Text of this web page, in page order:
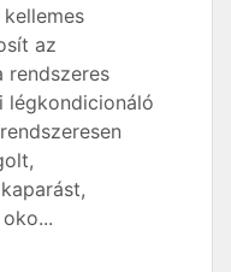
az
rendszeres
légkondicionáló